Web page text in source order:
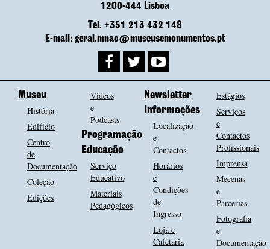
1200-444 Lisboa
Tel. +351 213 432 148
E-mail: geral.mnac@museusemonumentos.pt
Museu
História
Edifício
Centro
de
Documentação
Coleção
Edições
Vídeos
e
Podcasts
Programação
Educação
Serviço
Educativo
Materiais
Pedagógicos
Newsletter
Informações
Localização
e
Contactos
Horários
e
Condições
de
Ingresso
Loja e
Cafetaria
Estágios
Serviços
e
Contactos
Profissionais
Imprensa
Mecenas
e
Parcerias
Fotografia
e
Documentação